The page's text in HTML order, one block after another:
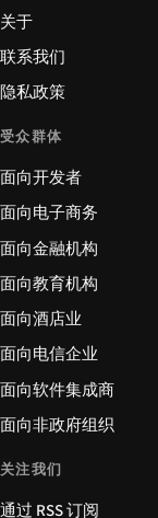
关于
联系我们
隐私政策
受众群体
面向开发者
面向电子商务
面向金融机构
面向教育机构
面向酒店业
面向电信企业
面向软件集成商
面向非政府组织
关注我们
通过 RSS 订阅